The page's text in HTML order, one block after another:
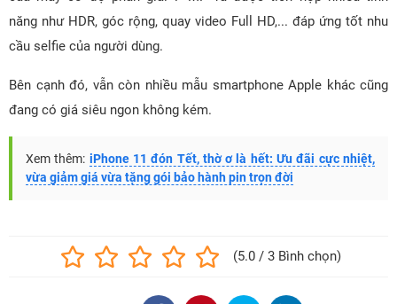
năng như HDR, góc rộng, quay video Full HD,... đáp ứng tốt nhu
cầu selfie của người dùng.
Bên cạnh đó, vẫn còn nhiều mẫu smartphone Apple khác cũng
đang có giá siêu ngon không kém.
Xem thêm: iPhone 11 đón Tết, thờ ơ là hết: Ưu đãi cực nhiệt,
vừa giảm giá vừa tặng gói bảo hành pin trọn đời
(5.0 / 3 Bình chọn)